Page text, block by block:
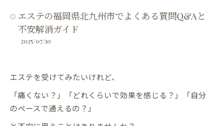
エステの福岡県北九州市でよくある質問Q&Aと
不安解消ガイド
2025/07/10
エステを受けてみたいけれど、
「痛くない？」「どれくらいで効果を感じる？」「自分
のペースで通えるの？」